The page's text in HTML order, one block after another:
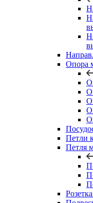
Опора
Петли
Петля